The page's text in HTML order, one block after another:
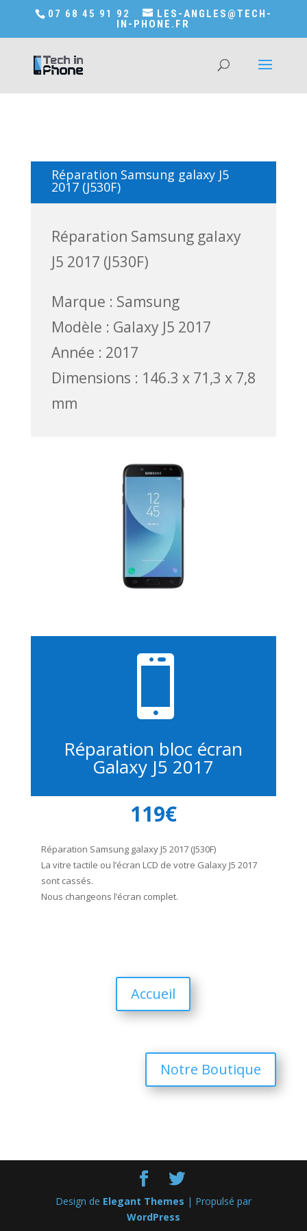
Accédez a Shop-in-tech-in-phone
07 68 45 91 92
LES-ANGLES@TECH-
IN-PHONE.FR
Réparation Samsung galaxy J5
2017 (J530F)
Réparation Samsung galaxy
J5 2017 (J530F)
Marque : Samsung
Modèle : Galaxy J5 2017
Année : 2017
Dimensions : 146.3 x 71,3 x 7,8
mm

Réparation bloc écran
Galaxy J5 2017
119€
Réparation Samsung galaxy J5 2017 (J530F)
La vitre tactile ou l’écran LCD de votre Galaxy J5 2017
sont cassés.
Nous changeons l’écran complet.
Accueil
Notre Boutique
Design de Elegant Themes | Propulsé par
WordPress